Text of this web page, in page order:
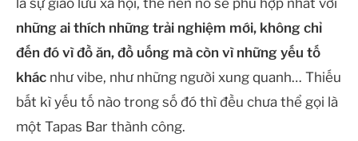
những ai thích những trải nghiệm mới, không chỉ
đến đó vì đồ ăn, đồ uống mà còn vì những yếu tố
khác như vibe, như những người xung quanh… Thiếu
bất kì yếu tố nào trong số đó thì đều chưa thể gọi là
một Tapas Bar thành công.